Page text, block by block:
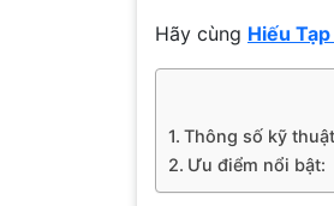
Hãy cùng Hiếu
Thông số kỹ
Ưu điểm nổi bật: